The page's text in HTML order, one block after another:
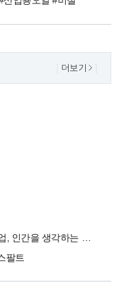
더보기
팔트